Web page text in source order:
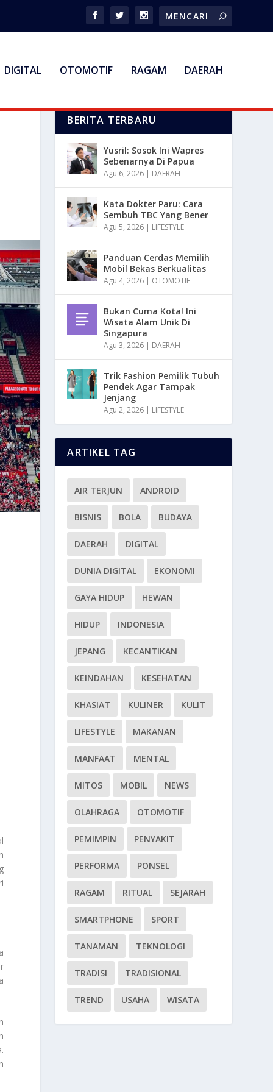
DIGITAL OTOMOTIF RAGAM DAERAH
BERITA TERBARU
Yusril: Sosok Ini Wapres
Sebenarnya Di Papua
Agu 6, 2026 | DAERAH
Kata Dokter Paru: Cara
Sembuh TBC Yang Bener
Agu 5, 2026 | LIFESTYLE
Panduan Cerdas Memilih
Mobil Bekas Berkualitas
Agu 4, 2026 | OTOMOTIF
Bukan Cuma Kota! Ini
Wisata Alam Unik Di
Singapura
Agu 3, 2026 | DAERAH
Trik Fashion Pemilik Tubuh
Pendek Agar Tampak
Jenjang
Agu 2, 2026 | LIFESTYLE
ARTIKEL TAG
AIR TERJUN ANDROID
BISNIS BOLA BUDAYA
DAERAH DIGITAL
DUNIA DIGITAL EKONOMI
GAYA HIDUP HEWAN
HIDUP INDONESIA
JEPANG KECANTIKAN
KEINDAHAN KESEHATAN
KHASIAT KULINER KULIT
LIFESTYLE MAKANAN
MANFAAT MENTAL
MITOS MOBIL NEWS
OLAHRAGA OTOMOTIF
PEMIMPIN PENYAKIT
PERFORMA PONSEL
RAGAM RITUAL SEJARAH
SMARTPHONE SPORT
TANAMAN TEKNOLOGI
TRADISI TRADISIONAL
TREND USAHA WISATA